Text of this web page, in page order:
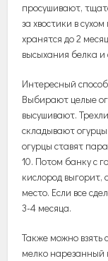
просушивают,
за хвостики в
хранятся до 2
высыхания белка
Интересный
Выбирают целые
высушивают.
складывают
огурцы ставят
10. Потом банку с
кислород выгорит,
место. Если все
3-4 месяца.
Также можно взять
мелко нарезанный